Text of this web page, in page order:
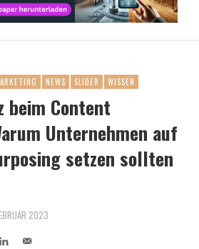
NEWS SLIDER WISSEN
beim Content
Unternehmen auf
setzen sollten
2023